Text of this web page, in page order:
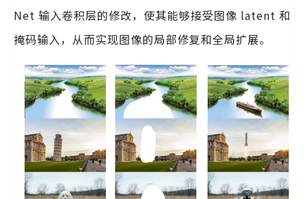
Net 输入卷积层的修改，使其能够接受图像 latent 和
掩码输入，从而实现图像的局部修复和全局扩展。